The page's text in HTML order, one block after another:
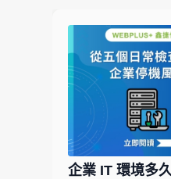
企業 IT 環境多